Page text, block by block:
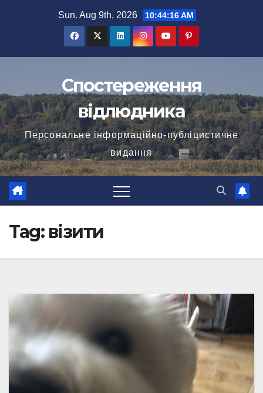
Sun. Aug 9th, 2026 10:44:16 AM
Спостереження
відлюдника
Персональне інформаційно-публіцистичне
видання
Tag: візити